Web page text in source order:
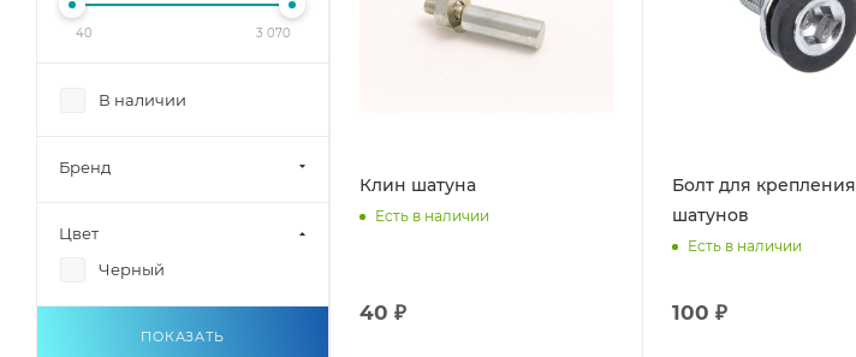
Клин шатуна
Есть в наличии
40 ₽
Болт для крепления
шатунов
Есть в наличии
100 ₽
40 3 070
В наличии
Бренд
Цвет
Черный
ПОКАЗАТЬ